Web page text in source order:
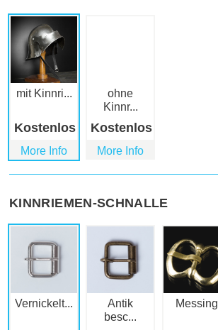
mit Kinnri...
Kostenlos
More Info
ohne
Kinnr...
Kostenlos
More Info
KINNRIEMEN-SCHNALLE
Vernickelt...
Antik
besc...
Messing